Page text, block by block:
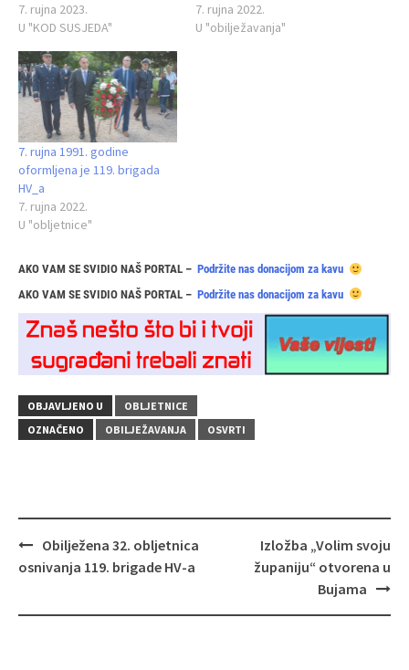
7. rujna 2023.
U "KOD SUSJEDA"
7. rujna 2022.
U "obilježavanja"
7. rujna 1991. godine
oformljena je 119. brigada
HV_a
7. rujna 2022.
U "obljetnice"
AKO VAM SE SVIDIO NAŠ PORTAL – Podržite nas donacijom za kavu
AKO VAM SE SVIDIO NAŠ PORTAL – Podržite nas donacijom za kavu
OBJAVLJENO U
OBLJETNICE
OZNAČENO
OBILJEŽAVANJA OSVRTI
Navigacija
objava
Obilježena 32. obljetnica
osnivanja 119. brigade HV-a
Izložba „Volim svoju
županiju“ otvorena u
Bujama